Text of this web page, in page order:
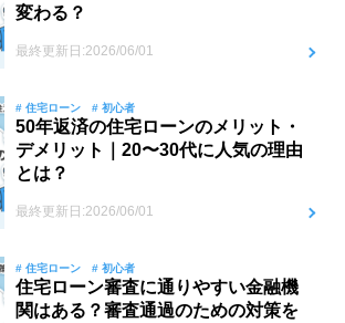
変わる？
最終更新日:2026/06/01
# 住宅ローン # 初心者
50年返済の住宅ローンのメリット・
デメリット｜20〜30代に人気の理由
とは？
最終更新日:2026/06/01
# 住宅ローン # 初心者
住宅ローン審査に通りやすい金融機
関はある？審査通過のための対策を